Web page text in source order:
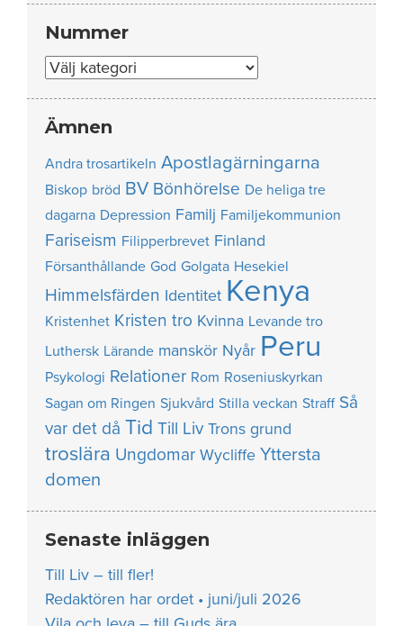
Nummer
Nummer
Ämnen
Andra trosartikeln Apostlagärningarna
Biskop bröd BV Bönhörelse De heliga tre
dagarna Depression Familj Familjekommunion
Fariseism Filipperbrevet Finland
Försanthållande God Golgata Hesekiel
Himmelsfärden Identitet Kenya
Kristenhet Kristen tro Kvinna Levande tro
Luthersk Lärande manskör Nyår Peru
Psykologi Relationer Rom Roseniuskyrkan
Sagan om Ringen Sjukvård Stilla veckan Straff Så
var det då Tid Till Liv Trons grund
troslära Ungdomar Wycliffe Yttersta
domen
Senaste inläggen
Till Liv – till fler!
Redaktören har ordet • juni/juli 2026